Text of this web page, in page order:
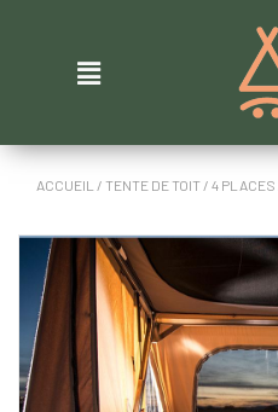
ACCUEIL / TENTE DE TOIT / 4 PLACES